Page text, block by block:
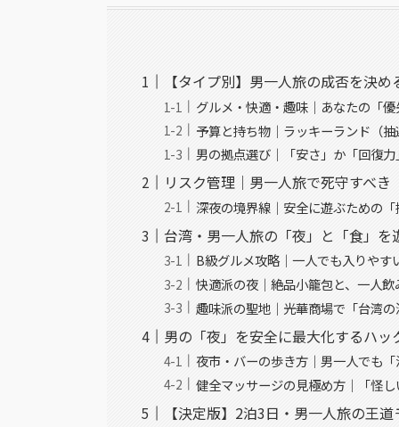
【タイプ別】男一人旅の成否を決
グルメ・快適・趣味｜あなたの「
予算と持ち物｜ラッキーランド（
男の拠点選び｜「安さ」か「回復
リスク管理｜男一人旅で死守すべ
深夜の境界線｜安全に遊ぶための
台湾・男一人旅の「夜」と「食」
B級グルメ攻略｜一人でも入りや
快適派の夜｜絶品小籠包と、一人
趣味派の聖地｜光華商場で「台湾
男の「夜」を安全に最大化するハッ
夜市・バーの歩き方｜男一人でも
健全マッサージの見極め方｜「怪
【決定版】2泊3日・男一人旅の王